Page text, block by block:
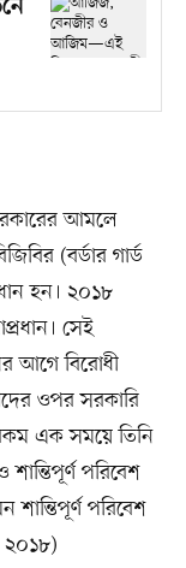
আমলে
(বর্ডার গার্ড
হন। ২০১৮
সেই
আগে বিরোধী
ওপর সরকারি
এক সময়ে তিনি
পরিবেশ
পরিবেশ
২০১৮)